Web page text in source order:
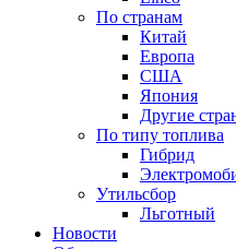
По странам
Китай
Европа
США
Япония
Другие
По типу топлива
Гибрид
Утильсбор
Льготный
Новости